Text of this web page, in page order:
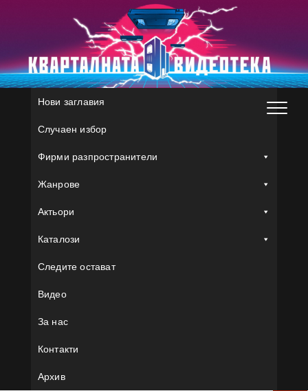
Нови заглавия
Случаен избор
Фирми разпространители
Жанрове
Актьори
Каталози
Следите остават
Видео
За нас
Контакти
Архив